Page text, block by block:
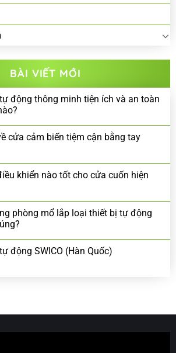
BÀI VIẾT MỚI
động thông minh tiện ích và an toàn
cửa cảm biến tiệm cận bằng tay
khiển nào tốt cho cửa cuốn hiện
phòng mổ lắp loại thiết bị tự động
động SWICO (Hàn Quốc)